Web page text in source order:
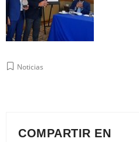
Noticias
COMPARTIR EN